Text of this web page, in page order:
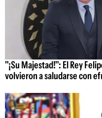
"¡Su Majestad!": El Rey
volvieron a saludarse con